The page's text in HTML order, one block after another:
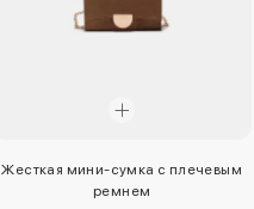
Жесткая мини-сумка с плечевым
ремнем